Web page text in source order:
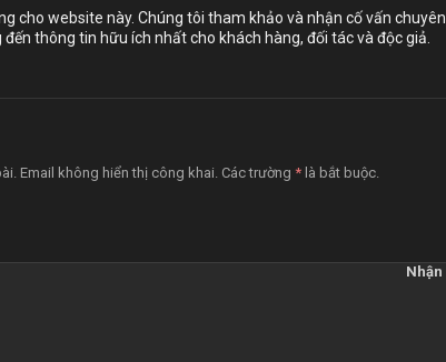
cho website này. Chúng tôi tham khảo và nhận cố vấn chuyên
thông tin hữu ích nhất cho khách hàng, đối tác và độc giả.
Email không hiển thị công khai. Các trường * là bắt buộc.
Nhận